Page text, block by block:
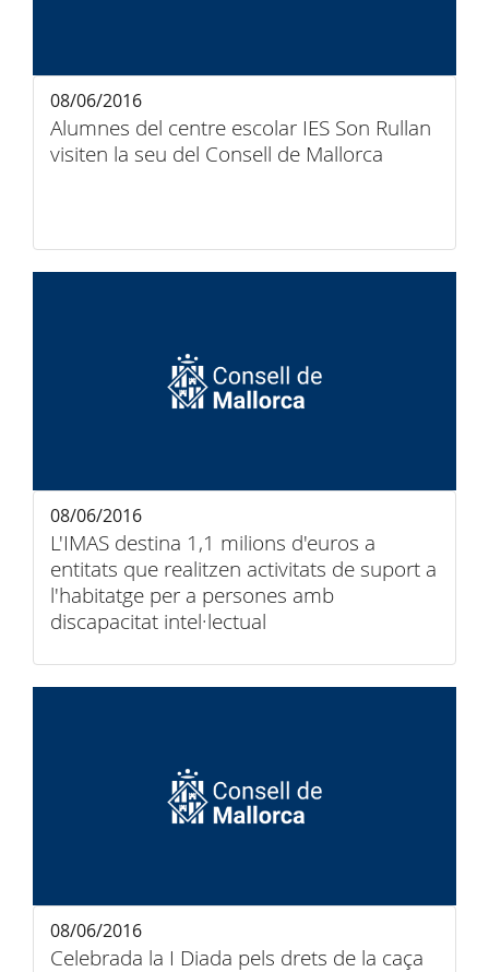
Alumnes del centre escolar IES Son Rullan
visiten la seu del Consell de Mallorca
08/06/2016
L'IMAS destina 1,1 milions d'euros a
entitats que realitzen activitats de suport a
l'habitatge per a persones amb
discapacitat intel·lectual
08/06/2016
Celebrada la I Diada pels drets de la caça
08/06/2016